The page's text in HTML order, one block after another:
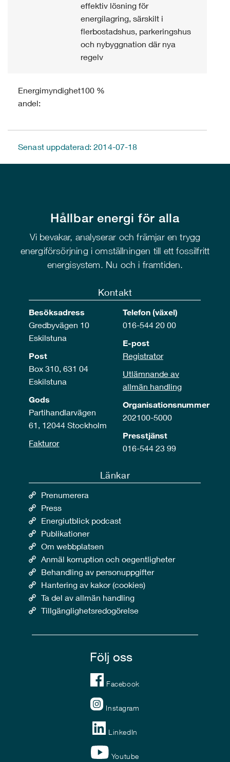
effektiv lösning för
energilagring, särskilt i
flerbostadshus, parkeringshus
och nybyggnation där nya
regelv
Energimyndighetens
andel:
100 %
Senast uppdaterad: 2014-07-18
Hållbar energi för alla
Vi bevakar, analyserar och främjar en trygg
energiförsörjning i omställningen till ett fossilfritt
energisystem. Nu och i framtiden.
Kontakt
Besöksadress
Gredbyvägen 10
Eskilstuna
Post
Box 310, 631 04
Eskilstuna
Gods
Partihandlarvägen
61, 12044 Stockholm
Fakturor
Telefon (växel)
016-544 20 00
E-post
Registrator
Utlämnande av
allmän handling
Organisationsnummer
202100-5000
Presstjänst
016-544 23 99
Länkar
Prenumerera
Press
Energiutblick podcast
Publikationer
Om webbplatsen
Anmäl korruption och oegentligheter
Behandling av personuppgifter
Hantering av kakor (cookies)
Ta del av allmän handling
Tillgänglighetsredogörelse
Följ oss
Facebook
Instagram
LinkedIn
Youtube